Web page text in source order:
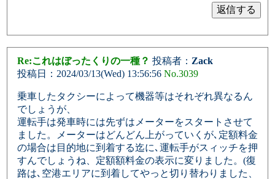
Re:これはぼったくりの一種？ 投稿者： Zack
投稿日：2024/03/13(Wed) 13:56:56 No.3039
乗車したタクシーによって機器等はそれぞれ異なるん
でしょうが、
運転手は発車時には先ずはメーターをスタートさせて
ました。メーターはどんどん上がっていくが､定額料金
の場合は目的地に到着する迄に､運転手がスィッチを押
すんでしょうね、定額額料金の表示に変りました。(復
路は､空港エリアに到着してやっと切り替わりました、